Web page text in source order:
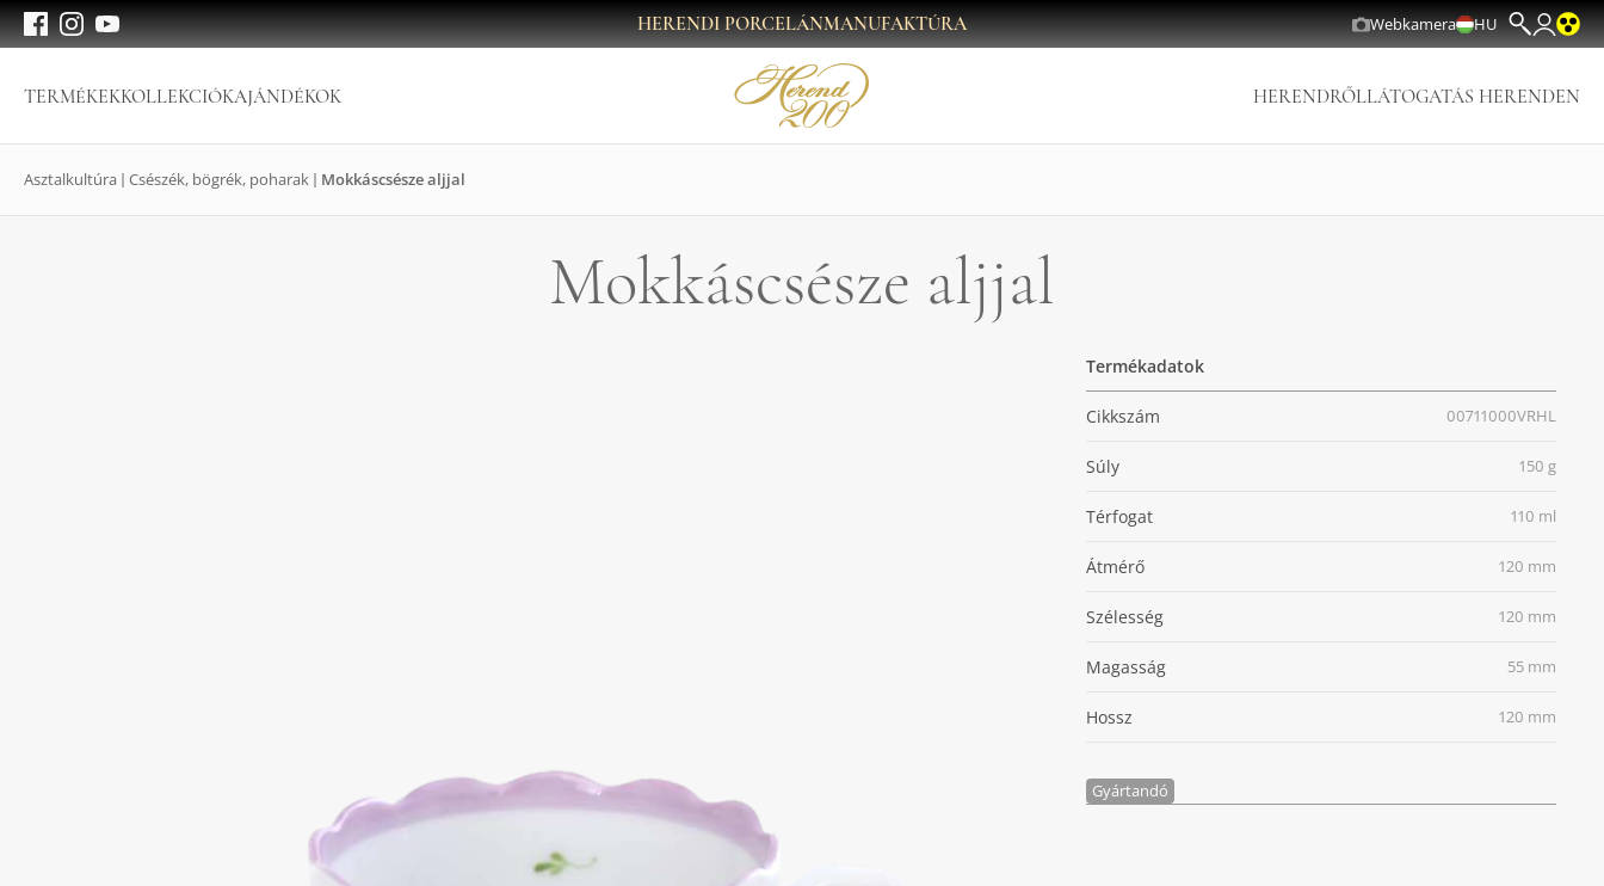
HERENDI PORCELÁNMANUFAKTÚRA Webkamera HU
TERMÉKEKKOLLEKCIÓKAJÁNDÉKOK HERENDRŐLLÁTOGATÁS HERENDEN
Asztalkultúra Csészék, bögrék, poharak Mokkáscsésze aljjal
Mokkáscsésze aljjal
Termékadatok
Cikkszám 00711000VRHL
Súly 150 g
Térfogat 110 ml
Átmérő 120 mm
Szélesség 120 mm
Magasság 55 mm
Hossz 120 mm
Gyártandó